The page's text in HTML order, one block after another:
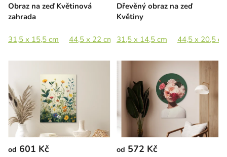
Obraz na zeď Květinová
zahrada
31,5 x 15,5 cm 44,5 x 22 cm 65 x 32,5 cm 89 x 44,5 cm
Dřevěný obraz na zeď
Květiny
31,5 x 14,5 cm 44,5 x 20,5
od 601 Kč od 572 Kč